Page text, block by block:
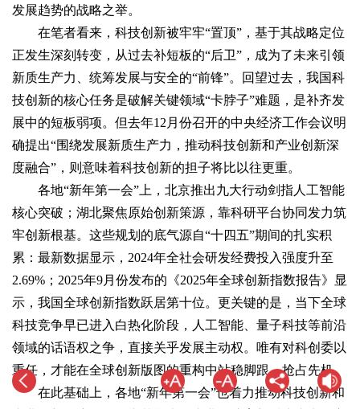
发展趋势的战略之举。
在笔者看来，科技创新被牢牢“置顶”，基于其战略定位
正发生深刻转变，从过去补短板的“后卫”，成为了未来引领
新质生产力、统筹发展与安全的“前锋”。回望过去，我国科
技创新的核心任务是破解关键领域“卡脖子”难题，是补齐发
展中的短板弱项。但去年12月份召开的中央经济工作会议明
确提出“围绕发展新质生产力，推动科技创新和产业创新深
度融合”，则意味着科技创新的担子将比以往更重。
各地“新年第一会”上，北京推出九大行动剑指人工智能
核心突破；湖北聚焦原始创新策源，靠科研平台协同发力筑
牢创新根基。这些规划的底气源自“十四五”期间的扎实积
累：最新数据显示，2024年全社会研发经费投入强度升至
2.69%；2025年9月份发布的《2025年全球创新指数报告》显
示，我国全球创新指数跃居第十位。更关键的是，当下全球
科技竞争早已进入白热化阶段，人工智能、量子科技等前沿
领域的话语权之争，直接关乎发展主动权。唯有对科创委以
重任，才能在全球创新版图的重构中站稳脚跟、抢占先机。
在此基础上，各地“新年第一会”也着力推动科技创新和